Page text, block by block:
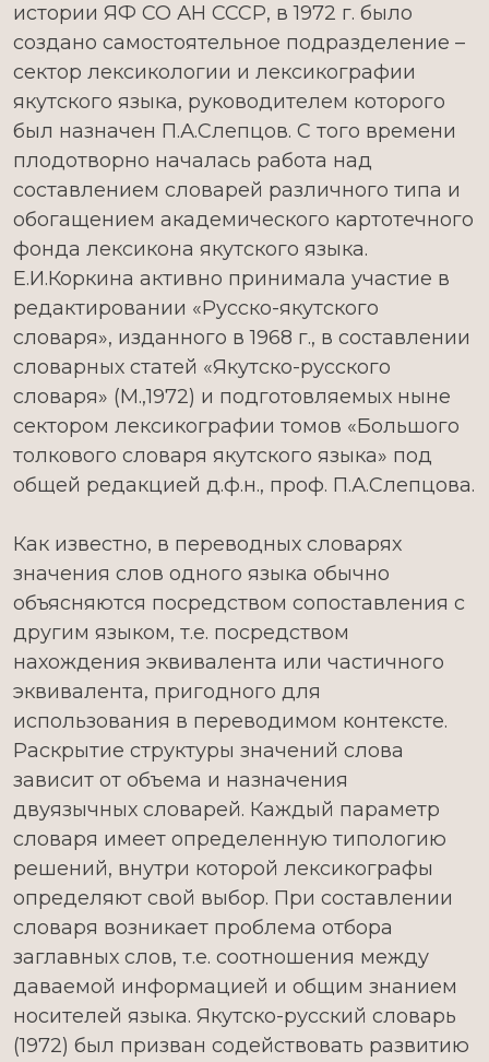
истории ЯФ СО АН СССР, в 1972 г. было
создано самостоятельное подразделение –
сектор лексикологии и лексикографии
якутского языка, руководителем которого
был назначен П.А.Слепцов. С того времени
плодотворно началась работа над
составлением словарей различного типа и
обогащением академического картотечного
фонда лексикона якутского языка.
Е.И.Коркина активно принимала участие в
редактировании «Русско-якутского
словаря», изданного в 1968 г., в составлении
словарных статей «Якутско-русского
словаря» (М.,1972) и подготовляемых ныне
сектором лексикографии томов «Большого
толкового словаря якутского языка» под
общей редакцией д.ф.н., проф. П.А.Слепцова.
Как известно, в переводных словарях
значения слов одного языка обычно
объясняются посредством сопоставления с
другим языком, т.е. посредством
нахождения эквивалента или частичного
эквивалента, пригодного для
использования в переводимом контексте.
Раскрытие структуры значений слова
зависит от объема и назначения
двуязычных словарей. Каждый параметр
словаря имеет определенную типологию
решений, внутри которой лексикографы
определяют свой выбор. При составлении
словаря возникает проблема отбора
заглавных слов, т.е. соотношения между
даваемой информацией и общим знанием
носителей языка. Якутско-русский словарь
(1972) был призван содействовать развитию